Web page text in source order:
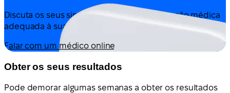
Discuta os seus sintomas e obtenha orientação médica
adequada à sua situação — tudo online.
Falar com um médico online
Obter os seus resultados
Pode demorar algumas semanas a obter os resultados